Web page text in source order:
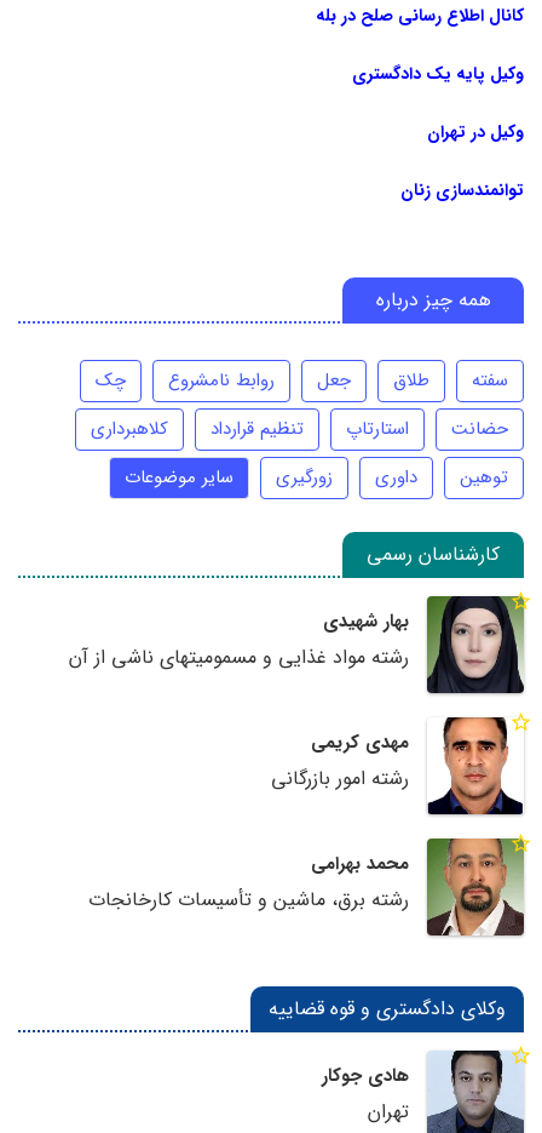
کانال اطلاع رسانی صلح در بله
وکیل پایه یک دادگستری
وکیل در تهران
توانمندسازی زنان
همه چیز درباره
سفته طلاق جعل روابط نامشروع
چک
حضانت
استارتاپ تنظیم قرارداد
کلاهبرداری
توهین
داوری زورگیری سایر موضوعات
کارشناسان رسمی
بهار شهیدی
رشته مواد غذایی و مسمومیتهای ناشی از آن
مهدی کریمی
رشته امور بازرگانی
محمد بهرامی
رشته برق، ماشین و تأسیسات کارخانجات
وکلای دادگستری و قوه قضاییه
هادی جوکار
تهران